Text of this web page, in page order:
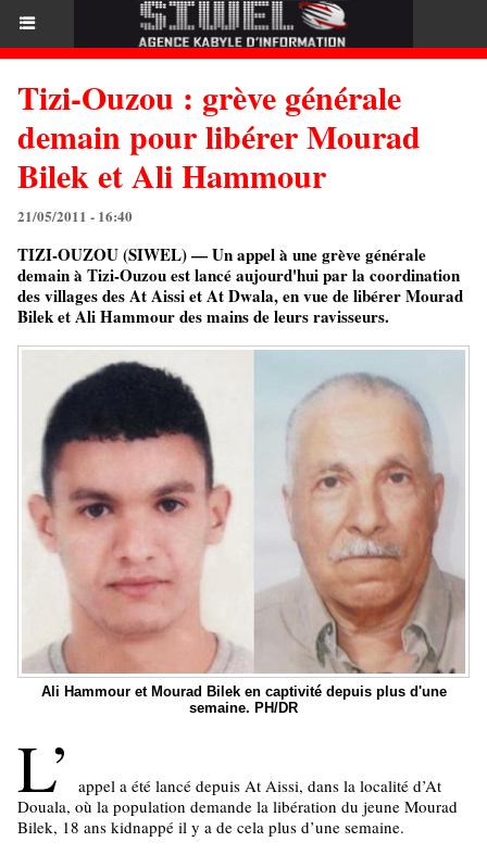
Tizi-Ouzou : grève générale
demain pour libérer Mourad
Bilek et Ali Hammour
21/05/2011 - 16:40
TIZI-OUZOU (SIWEL) — Un appel à une grève générale
demain à Tizi-Ouzou est lancé aujourd'hui par la coordination
des villages des At Aissi et At Dwala, en vue de libérer Mourad
Bilek et Ali Hammour des mains de leurs ravisseurs.
Ali Hammour et Mourad Bilek en captivité depuis plus d'une
semaine. PH/DR
L’
appel a été lancé depuis At Aissi, dans la localité d’At
Douala, où la population demande la libération du jeune Mourad
Bilek, 18 ans kidnappé il y a de cela plus d’une semaine.